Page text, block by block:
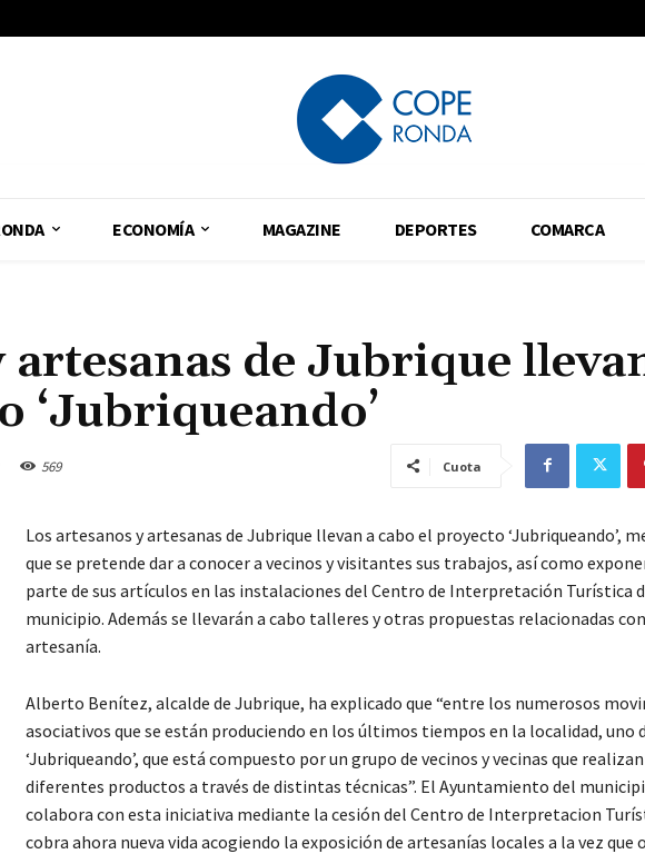
ECONOMÍA MAGAZINE DEPORTES COMARCA
artesanas de Jubrique
‘Jubriqueando’
569 Cuota
Los artesanos y artesanas de Jubrique llevan a cabo el proyecto ‘Jubriqueando’,
que se pretende dar a conocer a vecinos y visitantes sus trabajos, así como
parte de sus artículos en las instalaciones del Centro de Interpretación Turística
municipio. Además se llevarán a cabo talleres y otras propuestas relacionadas
artesanía.
Alberto Benítez, alcalde de Jubrique, ha explicado que “entre los numerosos
asociativos que se están produciendo en los últimos tiempos en la localidad, uno
‘Jubriqueando’, que está compuesto por un grupo de vecinos y vecinas que
diferentes productos a través de distintas técnicas”. El Ayuntamiento del
colabora con esta iniciativa mediante la cesión del Centro de Interpretacion
cobra ahora nueva vida acogiendo la exposición de artesanías locales a la vez que